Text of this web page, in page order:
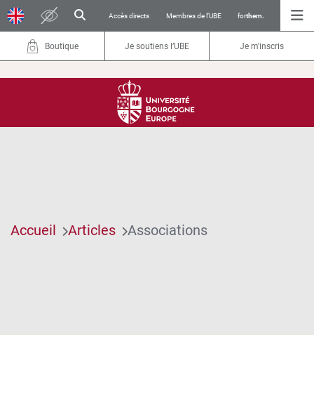
Accès directs Membres de l’UBE forthem.
Boutique Je soutiens l’UBE Je m'inscris
Accueil Articles Associations